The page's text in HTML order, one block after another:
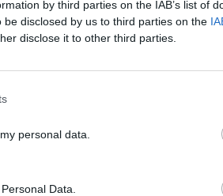
by third parties on the IAB’s list of
disclosed by us to third parties on the
disclose it to other third parties.
personal data.
Data.
área de intervenção do